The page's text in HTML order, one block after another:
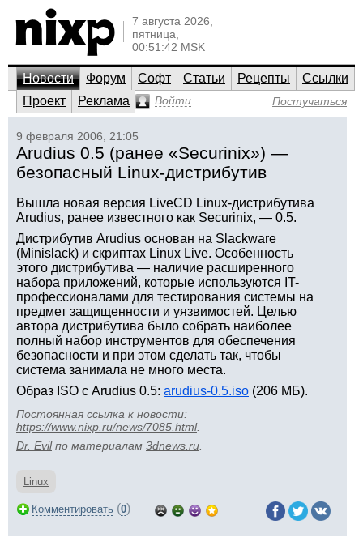
7 августа 2026,
пятница,
00:51:42 MSK
Новости Форум Софт Статьи Рецепты
Ссылки
Проект
Реклама Войти Постучаться
9 февраля 2006, 21:05
Arudius 0.5 (ранее «Securinix») —
безопасный Linux-дистрибутив
Вышла новая версия LiveCD Linux-дистрибутива
Arudius, ранее известного как Securinix, — 0.5.
Дистрибутив Arudius основан на Slackware
(Minislack) и скриптах Linux Live. Особенность
этого дистрибутива — наличие расширенного
набора приложений, которые используются IT-
профессионалами для тестирования системы на
предмет защищенности и уязвимостей. Целью
автора дистрибутива было собрать наиболее
полный набор инструментов для обеспечения
безопасности и при этом сделать так, чтобы
система занимала не много места.
Образ ISO с Arudius 0.5: arudius-0.5.iso (206 МБ).
Постоянная ссылка к новости:
https://www.nixp.ru/news/7085.html.
Dr. Evilпо материалам 3dnews.ru
Linux
Комментировать (0)